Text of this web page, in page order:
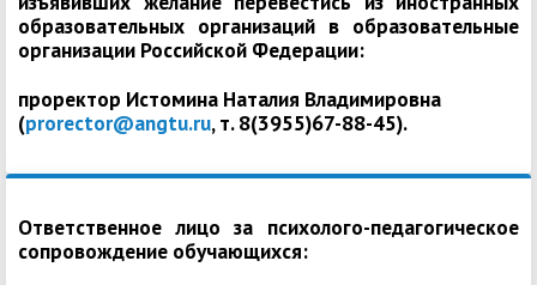
образовательных организаций в образовательные
организации Российской Федерации:
проректор Истомина Наталия Владимировна
(prorector@angtu.ru, т. 8(3955)67-88-45).
Ответственное лицо за психолого-педагогическое
сопровождение обучающихся: